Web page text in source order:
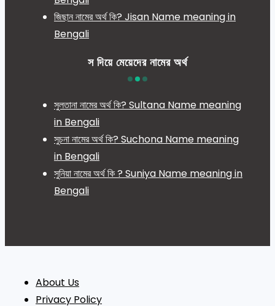
জিছান নামের অর্থ কি? Jisan Name meaning in
Bengali
স দিয়ে মেয়েদের নামের অর্থ
সুলতানা নামের অর্থ কি? Sultana Name meaning
in Bengali
সুচনা নামের অর্থ কি? Suchona Name meaning
in Bengali
সুনিয়া নামের অর্থ কি ? Suniya Name meaning in
Bengali
About Us
Privacy Policy